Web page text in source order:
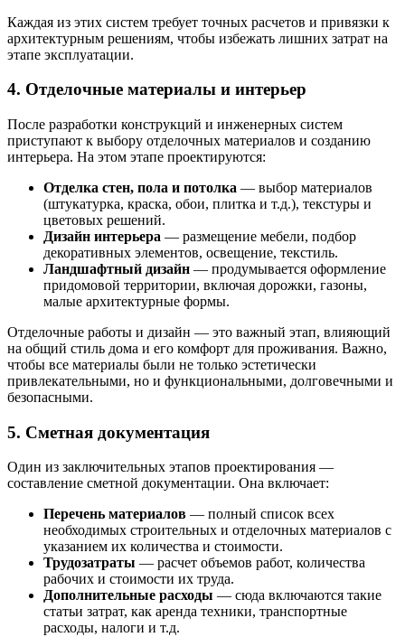
Каждая из этих систем требует точных расчетов и привязки к
архитектурным решениям, чтобы избежать лишних затрат на
этапе эксплуатации.
4. Отделочные материалы и интерьер
После разработки конструкций и инженерных систем
приступают к выбору отделочных материалов и созданию
интерьера. На этом этапе проектируются:
Отделка стен, пола и потолка — выбор материалов
(штукатурка, краска, обои, плитка и т.д.), текстуры и
цветовых решений.
Дизайн интерьера — размещение мебели, подбор
декоративных элементов, освещение, текстиль.
Ландшафтный дизайн — продумывается оформление
придомовой территории, включая дорожки, газоны,
малые архитектурные формы.
Отделочные работы и дизайн — это важный этап, влияющий
на общий стиль дома и его комфорт для проживания. Важно,
чтобы все материалы были не только эстетически
привлекательными, но и функциональными, долговечными и
безопасными.
5. Сметная документация
Один из заключительных этапов проектирования —
составление сметной документации. Она включает:
Перечень материалов — полный список всех
необходимых строительных и отделочных материалов с
указанием их количества и стоимости.
Трудозатраты — расчет объемов работ, количества
рабочих и стоимости их труда.
Дополнительные расходы — сюда включаются такие
статьи затрат, как аренда техники, транспортные
расходы, налоги и т.д.